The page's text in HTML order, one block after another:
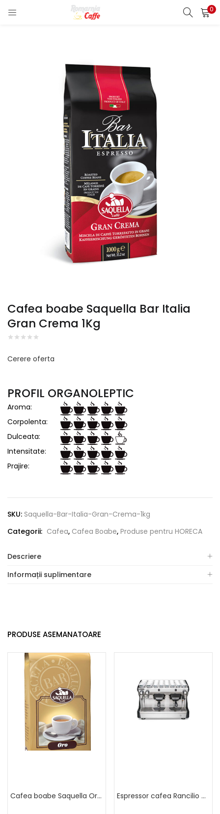
0
LOGIN REGISTER
Remember me
Lost password?
Cafea boabe Saquella Bar Italia
Gran Crema 1Kg
Cerere oferta
PROFIL ORGANOLEPTIC
Aroma:
Corpolenta:
Dulceata:
Intensitate:
Prajire:
SKU: Saquella-Bar-Italia-Gran-Crema-1kg
Categorii: Cafea, Cafea Boabe, Produse pentru HORECA
Descriere
Informații suplimentare
PRODUSE ASEMANATOARE
Cafea boabe Saquella Oro 1 Kg Espressor cafea Rancilio Classe 5 S